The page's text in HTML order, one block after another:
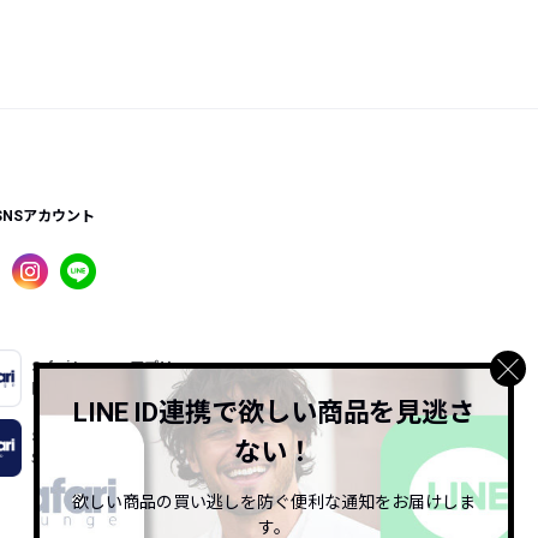
アカウント
Safari Lounge アプリ
限定の機能もあるアプリでサクサクお買い物
Safari Online
Safari公式ウェブマガジン
LINE ID連携で欲しい商品を見逃さ
ない！
欲しい商品の買い逃しを防ぐ便利な通知をお届けしま
す。